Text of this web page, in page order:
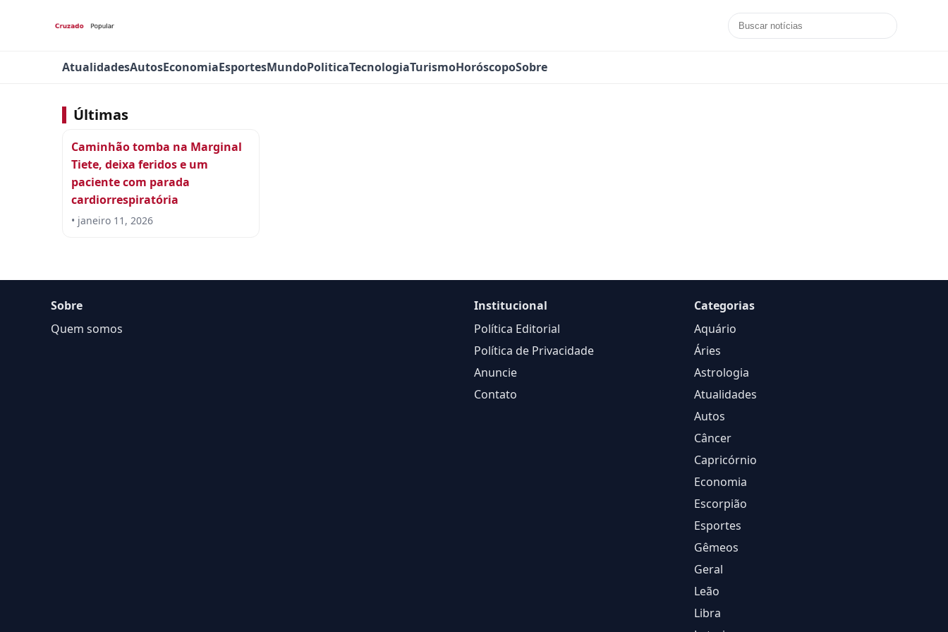
AtualidadesAutosEconomiaEsportesMundoPoliticaTecnologiaTurismoHoróscopoSobre
Últimas
Caminhão tomba na Marginal
Tiete, deixa feridos e um
paciente com parada
cardiorrespiratória
• janeiro 11, 2026
Sobre
Quem somos
Institucional
Política Editorial
Política de Privacidade
Anuncie
Contato
Categorias
Aquário
Áries
Astrologia
Atualidades
Autos
Câncer
Capricórnio
Economia
Escorpião
Esportes
Gêmeos
Geral
Leão
Libra